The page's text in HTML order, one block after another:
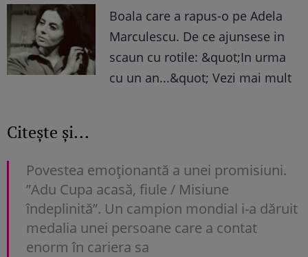
Boala care a rapus-o pe Adela
Marculescu. De ce ajunsese in
scaun cu rotile: &quot;In urma
cu un an...&quot; Vezi mai mult
Citește și...
Povestea emoționantă a unei promisiuni.
”Adu Cupa acasă, fiule / Misiune
îndeplinită”. Un campion mondial i-a dăruit
medalia unei persoane care a contat
enorm în cariera sa